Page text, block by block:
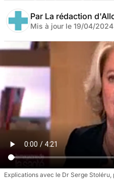
Par La rédaction
Mis à jour le 19/04/2024
Explications avec le Dr Serge